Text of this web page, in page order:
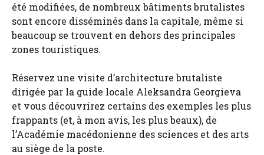
été modifiées, de nombreux bâtiments brutalistes
sont encore disséminés dans la capitale, même si
beaucoup se trouvent en dehors des principales
zones touristiques.
Réservez une visite d’architecture brutaliste
dirigée par la guide locale Aleksandra Georgieva
et vous découvrirez certains des exemples les plus
frappants (et, à mon avis, les plus beaux), de
l’Académie macédonienne des sciences et des arts
au siège de la poste.